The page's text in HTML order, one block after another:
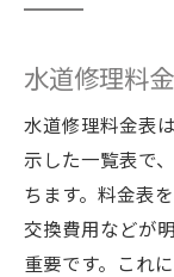
水道修理料
水道修理料金表
示した一覧表で
ちます。料金表
交換費用などが
重要です。これ